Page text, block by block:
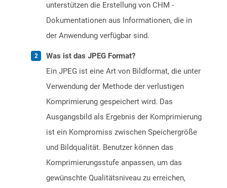
unterstützen die Erstellung von CHM -
Dokumentationen aus Informationen, die in
der Anwendung verfügbar sind.
Was ist das JPEG Format?
Ein JPEG ist eine Art von Bildformat, die unter
Verwendung der Methode der verlustigen
Komprimierung gespeichert wird. Das
Ausgangsbild als Ergebnis der Komprimierung
ist ein Kompromiss zwischen Speichergröße
und Bildqualität. Benutzer können das
Komprimierungsstufe anpassen, um das
gewünschte Qualitätsniveau zu erreichen,